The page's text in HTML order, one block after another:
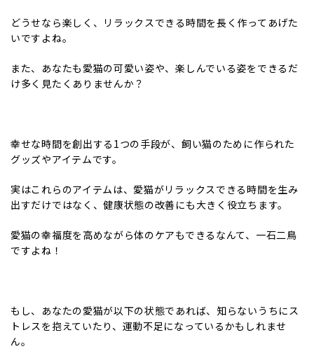
どうせなら楽しく、リラックスできる時間を長く作ってあげた
いですよね。
また、あなたも愛猫の可愛い姿や、楽しんでいる姿をできるだ
け多く見たくありませんか？
幸せな時間を創出する1つの手段が、飼い猫のために作られた
グッズやアイテムです。
実はこれらのアイテムは、愛猫がリラックスできる時間を生み
出すだけではなく、健康状態の改善にも大きく役立ちます。
愛猫の幸福度を高めながら体のケアもできるなんて、一石二鳥
ですよね！
もし、あなたの愛猫が以下の状態であれば、知らないうちにス
トレスを抱えていたり、運動不足になっているかもしれませ
ん。